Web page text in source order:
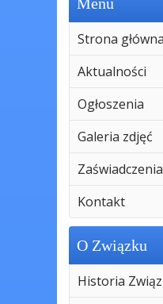
Strona główna
Aktualności
Ogłoszenia
Galeria zdjęć
Kontakt
O Związku
Historia